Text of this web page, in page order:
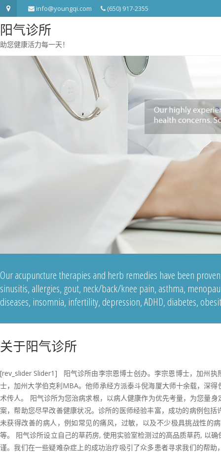
info@youngqi.com (650) 917-2355
阳气诊所
助您健康活力每一天！
Our acupuncture therapies and herb remedies have been
sinusitis, allergies, gout, neck/back/knee pain, asthma,
diseases, insomnia, infertility, depression, ADHD, diabetes,
关于阳气诊所
[rev_slider Slider1] 阳气诊所由李宗恩博士创办。李宗恩博士，加州执
士，加州大学伯克利MBA。他师承经方派泰斗倪海厦大师十余载，深
术传人。 阳气诊所为您治病求根，以病人健康作为优先考量，为您量
案，帮助您尽早改善健康状况。诊所的医师经验丰富，成功的病例包括
未获得改善的病人，例如常见的痛风，过敏，以及不少极具挑战性的
等。 阳气诊所设立自己的草药房, 使用实验室检测过的高品质草药, 以
谨。我们在一些疑难杂症上的成功治疗吸引了众多患者寻求我们的帮助